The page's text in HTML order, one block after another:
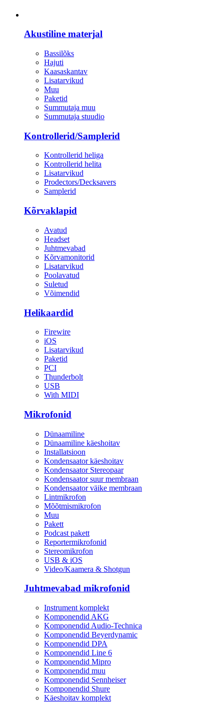
Akustiline materjal
Bassilõks
Hajuti
Kaasaskantav
Lisatarvikud
Muu
Paketid
Summutaja muu
Summutaja stuudio
Kontrollerid/Samplerid
Kontrollerid heliga
Kontrollerid helita
Lisatarvikud
Prodectors/Decksavers
Samplerid
Kõrvaklapid
Avatud
Headset
Juhtmevabad
Kõrvamonitorid
Lisatarvikud
Poolavatud
Suletud
Võimendid
Helikaardid
Firewire
iOS
Lisatarvikud
Paketid
PCI
Thunderbolt
USB
With MIDI
Mikrofonid
Dünaamiline
Dünaamiline käeshoitav
Installatsioon
Kondensaator käeshoitav
Kondensaator Stereopaar
Kondensaator suur membraan
Kondensaator väike membraan
Lintmikrofon
Mõõtmismikrofon
Muu
Pakett
Podcast pakett
Reportermikrofonid
Stereomikrofon
USB & iOS
Video/Kaamera & Shotgun
Juhtmevabad mikrofonid
Instrument komplekt
Komponendid AKG
Komponendid Audio-Technica
Komponendid Beyerdynamic
Komponendid DPA
Komponendid Line 6
Komponendid Mipro
Komponendid muu
Komponendid Sennheiser
Komponendid Shure
Käeshoitav komplekt